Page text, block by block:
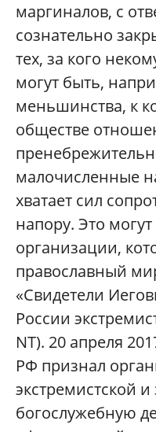
маргиналов, с
сознательно
тех, за кого
могут быть,
меньшинства, к
обществе
малочисленные
хватает сил
напору. Это
организации,
православный
«Свидетели
России
NT). 20 апреля
РФ признал
экстремистской
богослужебную